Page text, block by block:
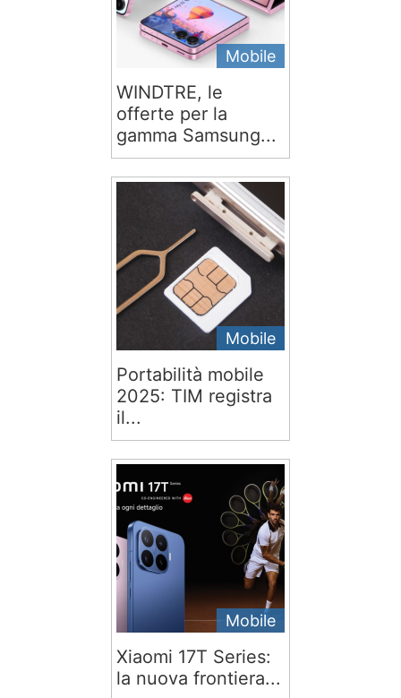
Mobile
WINDTRE, le
offerte per la
gamma Samsung...
Mobile
Portabilità mobile
2025: TIM registra
il...
Mobile
Xiaomi 17T Series:
la nuova frontiera...